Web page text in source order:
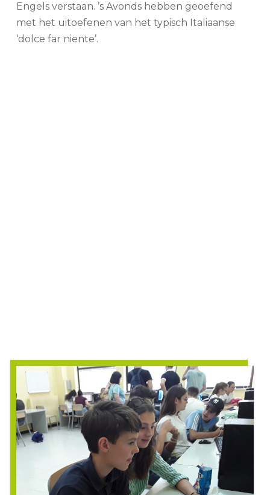
Engels verstaan. ’s Avonds hebben geoefend
met het uitoefenen van het typisch Italiaanse
‘dolce far niente’.